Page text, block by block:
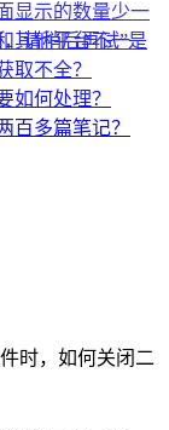
请稍后再试”是
如何处理？
百多篇笔记？
显示的数量少一
取不全？
其他平台不一
时，如何关闭二